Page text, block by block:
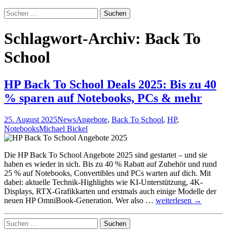
Suche
nach:
Schlagwort-Archiv: Back To
School
HP Back To School Deals 2025: Bis zu 40
% sparen auf Notebooks, PCs & mehr
25. August 2025NewsAngebote, Back To School, HP,
NotebooksMichael Bickel
Die HP Back To School Angebote 2025 sind gestartet – und sie
haben es wieder in sich. Bis zu 40 % Rabatt auf Zubehör und rund
25 % auf Notebooks, Convertibles und PCs warten auf dich. Mit
dabei: aktuelle Technik-Highlights wie KI-Unterstützung, 4K-
Displays, RTX-Grafikkarten und erstmals auch einige Modelle der
neuen HP OmniBook-Generation. Wer also … HP
weiterlesen →
Suche
nach: